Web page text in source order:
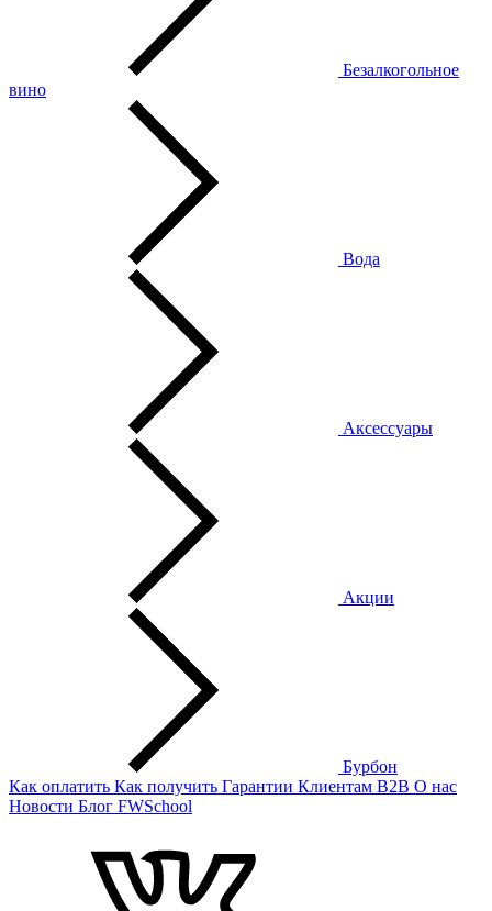
Безалкогольное
вино
Вода
Аксессуары
Акции
Бурбон
Как оплатить Как получить Гарантии Клиентам B2B О нас
Новости Блог FWSchool